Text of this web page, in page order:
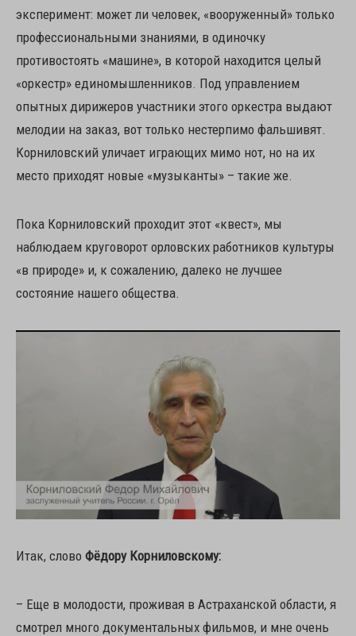
эксперимент: может ли человек, «вооруженный» только
профессиональными знаниями, в одиночку
противостоять «машине», в которой находится целый
«оркестр» единомышленников. Под управлением
опытных дирижеров участники этого оркестра выдают
мелодии на заказ, вот только нестерпимо фальшивят.
Корниловский уличает играющих мимо нот, но на их
место приходят новые «музыканты» – такие же.
Пока Корниловский проходит этот «квест», мы
наблюдаем круговорот орловских работников культуры
«в природе» и, к сожалению, далеко не лучшее
состояние нашего общества.
Итак, слово Фёдору Корниловскому:
– Еще в молодости, проживая в Астраханской области, я
смотрел много документальных фильмов, и мне очень